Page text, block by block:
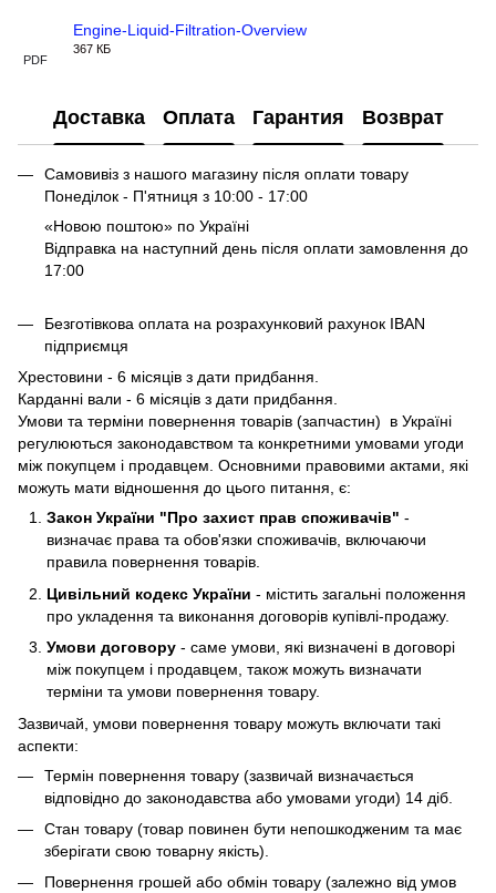
PDF
Engine-Liquid-Filtration-Overview
367 КБ
Доставка Оплата Гарантия Возврат
Самовивіз з нашого магазину після оплати товару
Понеділок - П'ятниця з 10:00 - 17:00
«Новою поштою» по Україні
Відправка на наступний день після оплати замовлення до
17:00
Безготівкова оплата на розрахунковий рахунок IBAN
підприємця
Хрестовини - 6 місяців з дати придбання.
Карданні вали - 6 місяців з дати придбання.
Умови та терміни повернення товарів (запчастин) в Україні
регулюються законодавством та конкретними умовами угоди
між покупцем і продавцем. Основними правовими актами, які
можуть мати відношення до цього питання, є:
Закон України "Про захист прав споживачів" -
визначає права та обов'язки споживачів, включаючи
правила повернення товарів.
Цивільний кодекс України - містить загальні положення
про укладення та виконання договорів купівлі-продажу.
Умови договору - саме умови, які визначені в договорі
між покупцем і продавцем, також можуть визначати
терміни та умови повернення товару.
Зазвичай, умови повернення товару можуть включати такі
аспекти:
Термін повернення товару (зазвичай визначається
відповідно до законодавства або умовами угоди) 14 діб.
Стан товару (товар повинен бути непошкодженим та має
зберігати свою товарну якість).
Повернення грошей або обмін товару (залежно від умов